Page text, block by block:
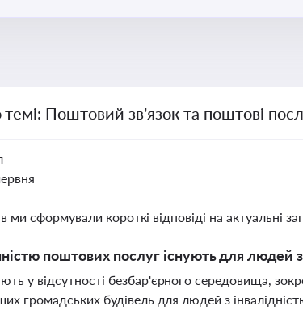
Поштовий зв’язок та поштові
ми сформували короткі відповіді на актуальні
поштових послуг існують для людей з
у відсутності безбар'єрного середовища,
громадських будівель для людей з